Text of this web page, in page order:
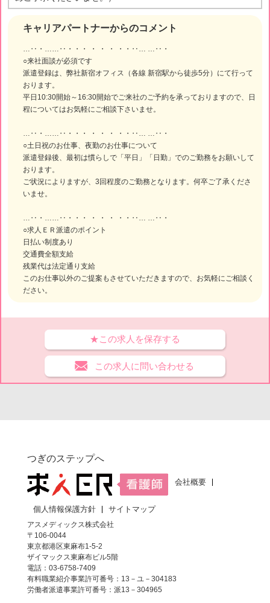
キャリアパートナーからのコメント
…‥・……‥・・・ ・ ・ ・ ・・‥… …‥・
○来社面談が必須です
派遣登録は、弊社新宿オフィス（各線 新宿駅から徒歩5分）にて行って
おります。
平日10:30開始～16:30開始でご来社のご予約を承っておりますので、日
程についてはお気軽にご相談下さいませ。
…‥・……‥・・・ ・ ・ ・ ・・‥… …‥・
○土日祝のお仕事、夜勤のお仕事について
派遣登録後、最初は慣らしで「平日」「日勤」でのご勤務をお願いして
おります。
ご状況によりますが、3回程度のご勤務となります。何卒ご了承くださ
いませ。
…‥・……‥・・・ ・ ・ ・ ・・‥… …‥・
○求人ＥＲ派遣のポイント
日払い制度あり
交通費全額支給
残業代は法定通り支給
このお仕事以外のご提案もさせていただきますので、お気軽にご相談く
ださい。
★この求人を保存する
この求人に問い合わせる
つぎのステップへ
会社概要
個人情報保護方針
サイトマップ
アスメディックス株式会社
〒106-0044
東京都港区東麻布1-5-2
ザイマックス東麻布ビル5階
電話：03-6758-7409
有料職業紹介事業許可番号：13－ユ－304183
労働者派遣事業許可番号：派13－304965